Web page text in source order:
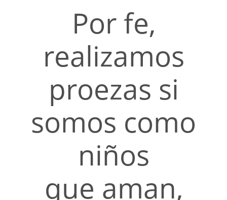
Por fe,
realizamos
proezas si
somos como
niños
que aman,